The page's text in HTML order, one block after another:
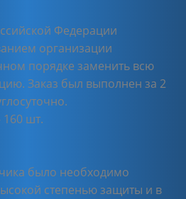
Федерации
организации
порядке заменить всю
Заказ был выполнен за 2
160 шт.
было необходимо
степенью защиты и в